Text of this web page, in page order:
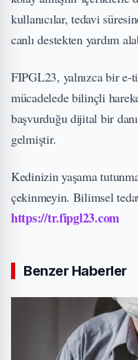
kullanıcılar, tedavi
canlı destekten yardım
FIPGL23, yalnızca bir e-
mücadelede bilinçli
başvurduğu dijital bir
gelmiştir.
Kedinizin yaşama
çekinmeyin. Bilimsel
https://tr.fipgl23.com
Benzer Haberler